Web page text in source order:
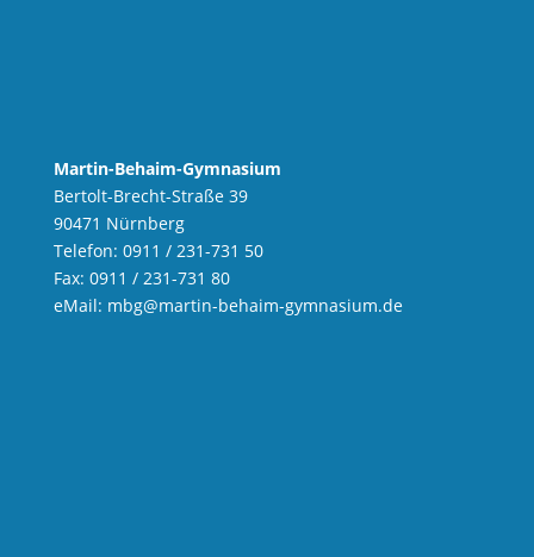
Martin-Behaim-Gymnasium
Bertolt-Brecht-Straße 39
90471 Nürnberg
Telefon: 0911 / 231-731 50
Fax: 0911 / 231-731 80
eMail: mbg@martin-behaim-gymnasium.de